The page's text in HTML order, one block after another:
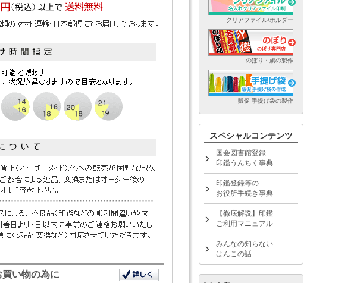
い物の為に
クリアファイル/ホルダー
のぼり・旗の製作
販促 手提げ袋の製作
スペシャルコンテンツ
国会図書館登録
印鑑うんちく事典
印鑑登録等の
お役所手続き事典
【徹底解説】印鑑
ご利用マニュアル
みんなの知らない
はんこの話